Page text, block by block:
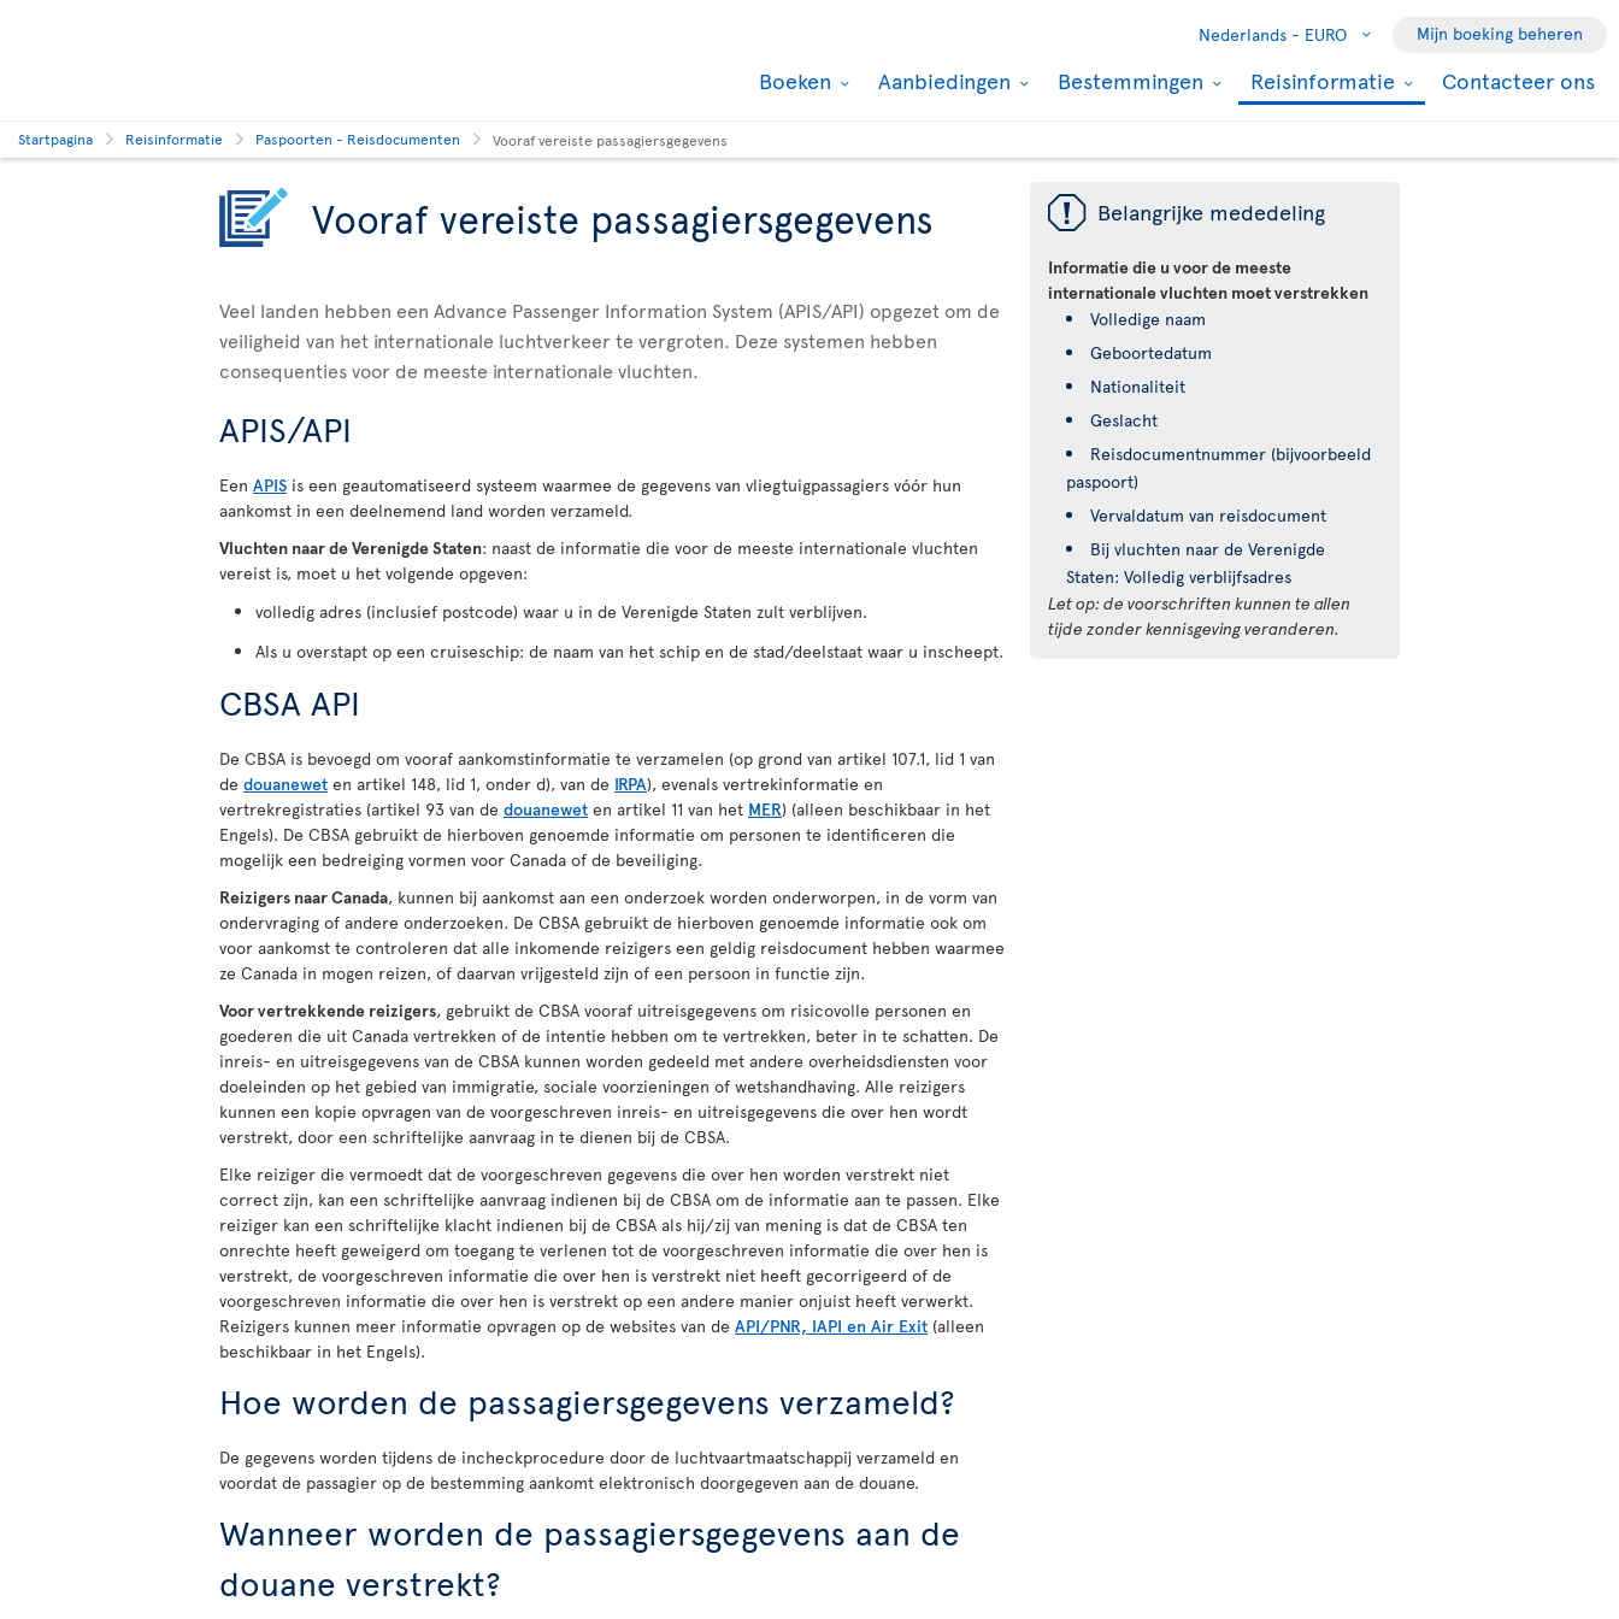
Nederlands - EURO Mijn boeking beheren
Boeken Aanbiedingen Bestemmingen Reisinformatie Contacteer ons
Startpagina Reisinformatie Paspoorten - Reisdocumenten Vooraf vereiste passagiersgegevens
Vooraf vereiste passagiersgegevens
Veel landen hebben een Advance Passenger Information System (APIS/API) opgezet om de
veiligheid van het internationale luchtverkeer te vergroten. Deze systemen hebben
consequenties voor de meeste internationale vluchten.
APIS/API
Een APIS is een geautomatiseerd systeem waarmee de gegevens van vliegtuigpassagiers vóór hun
aankomst in een deelnemend land worden verzameld.
Vluchten naar de Verenigde Staten: naast de informatie die voor de meeste internationale vluchten
vereist is, moet u het volgende opgeven:
volledig adres (inclusief postcode) waar u in de Verenigde Staten zult verblijven.
Als u overstapt op een cruiseschip: de naam van het schip en de stad/deelstaat waar u inscheept.
CBSA API
De CBSA is bevoegd om vooraf aankomstinformatie te verzamelen (op grond van artikel 107.1, lid 1 van
de douanewet en artikel 148, lid 1, onder d), van de IRPA), evenals vertrekinformatie en
vertrekregistraties (artikel 93 van de douanewet en artikel 11 van het MER) (alleen beschikbaar in het
Engels). De CBSA gebruikt de hierboven genoemde informatie om personen te identificeren die
mogelijk een bedreiging vormen voor Canada of de beveiliging.
Reizigers naar Canada, kunnen bij aankomst aan een onderzoek worden onderworpen, in de vorm van
ondervraging of andere onderzoeken. De CBSA gebruikt de hierboven genoemde informatie ook om
voor aankomst te controleren dat alle inkomende reizigers een geldig reisdocument hebben waarmee
ze Canada in mogen reizen, of daarvan vrijgesteld zijn of een persoon in functie zijn.
Voor vertrekkende reizigers, gebruikt de CBSA vooraf uitreisgegevens om risicovolle personen en
goederen die uit Canada vertrekken of de intentie hebben om te vertrekken, beter in te schatten. De
inreis- en uitreisgegevens van de CBSA kunnen worden gedeeld met andere overheidsdiensten voor
doeleinden op het gebied van immigratie, sociale voorzieningen of wetshandhaving. Alle reizigers
kunnen een kopie opvragen van de voorgeschreven inreis- en uitreisgegevens die over hen wordt
verstrekt, door een schriftelijke aanvraag in te dienen bij de CBSA.
Elke reiziger die vermoedt dat de voorgeschreven gegevens die over hen worden verstrekt niet
correct zijn, kan een schriftelijke aanvraag indienen bij de CBSA om de informatie aan te passen. Elke
reiziger kan een schriftelijke klacht indienen bij de CBSA als hij/zij van mening is dat de CBSA ten
onrechte heeft geweigerd om toegang te verlenen tot de voorgeschreven informatie die over hen is
verstrekt, de voorgeschreven informatie die over hen is verstrekt niet heeft gecorrigeerd of de
voorgeschreven informatie die over hen is verstrekt op een andere manier onjuist heeft verwerkt.
Reizigers kunnen meer informatie opvragen op de websites van de API/PNR, IAPI en Air Exit (alleen
beschikbaar in het Engels).
Hoe worden de passagiersgegevens verzameld?
De gegevens worden tijdens de incheckprocedure door de luchtvaartmaatschappij verzameld en
voordat de passagier op de bestemming aankomt elektronisch doorgegeven aan de douane.
Wanneer worden de passagiersgegevens aan de
douane verstrekt?
ü Belangrijke mededeling
Informatie die u voor de meeste
internationale vluchten moet verstrekken
Volledige naam
Geboortedatum
Nationaliteit
Geslacht
Reisdocumentnummer (bijvoorbeeld
paspoort)
Vervaldatum van reisdocument
Bij vluchten naar de Verenigde
Staten: Volledig verblijfsadres
Let op: de voorschriften kunnen te allen
tijde zonder kennisgeving veranderen.